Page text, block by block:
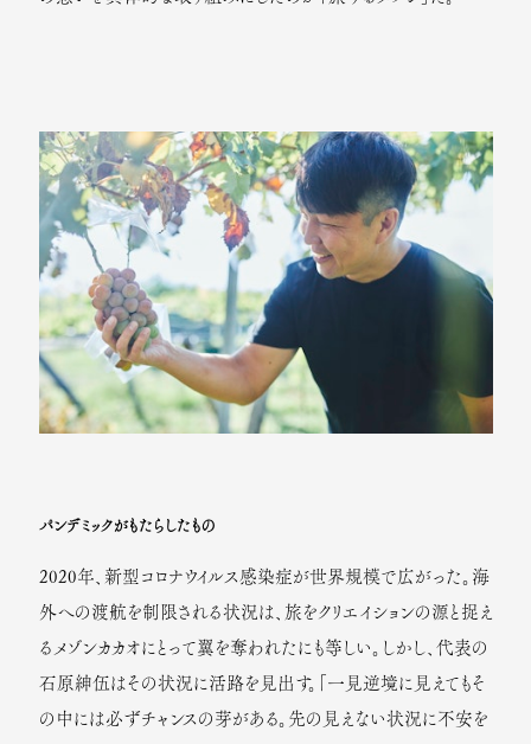
パンデミックがもたらしたもの
2020年、新型コロナウイルス感染症が世界規模で広がった。海
外への渡航を制限される状況は、旅をクリエイションの源と捉え
るメゾンカカオにとって翼を奪われたにも等しい。しかし、代表の
石原紳伍はその状況に活路を見出す。「一見逆境に見えてもそ
の中には必ずチャンスの芽がある。先の見えない状況に不安を